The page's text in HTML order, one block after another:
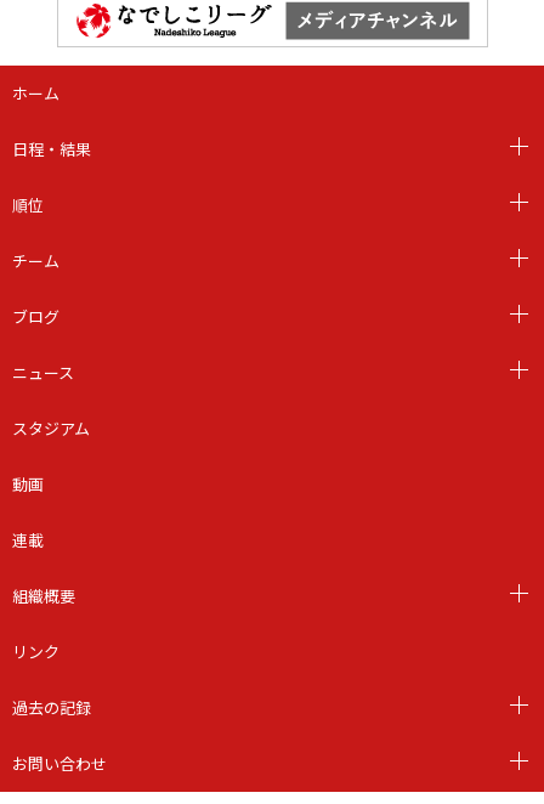
ホーム
日程・結果
順位
チーム
ブログ
ニュース
スタジアム
動画
連載
組織概要
リンク
過去の記録
お問い合わせ